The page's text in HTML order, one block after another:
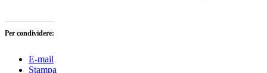
Per condividere:
E-mail
Stampa